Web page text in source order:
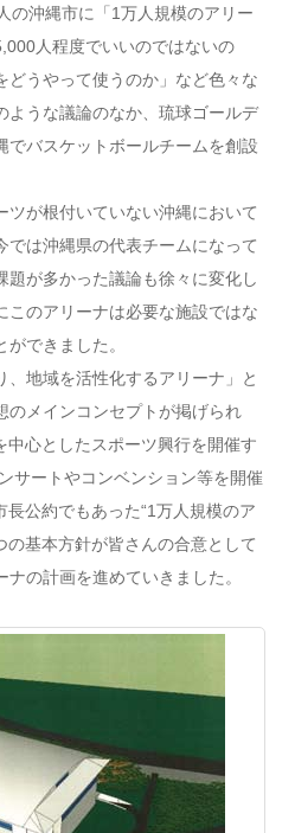
の沖縄市に「1万人規模のアリー
人程度でいいのではないの
どうやって使うのか」など色々な
ような議論のなか、琉球ゴールデ
でバスケットボールチームを創設
ツが根付いていない沖縄において
では沖縄県の代表チームになって
題が多かった議論も徐々に変化し
このアリーナは必要な施設ではな
できました。
地域を活性化するアリーナ」と
のメインコンセプトが掲げられ
中心としたスポーツ興行を開催す
サートやコンベンション等を開催
公約でもあった“1万人規模のア
の基本方針が皆さんの合意として
の計画を進めていきました。